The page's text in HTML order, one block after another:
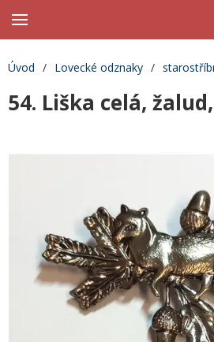
Úvod / Lovecké odznaky /
54. Liška celá,